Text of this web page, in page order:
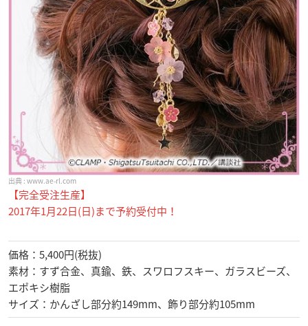
www.ae-rl.com
【完全受注生産】
2017年1月22日(日)まで予約受付中！
価格：5,400円(税抜)
素材：すず合金、真鍮、鉄、スワロフスキー、ガラスビーズ、
エポキシ樹脂
サイズ：かんざし部分約149mm、飾り部分約105mm